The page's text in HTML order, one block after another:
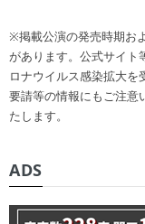
※掲載公演の発売時期お
があります。公式サイト
ロナウイルス感染拡大
要請等の情報にもご注意
たします。
ADS